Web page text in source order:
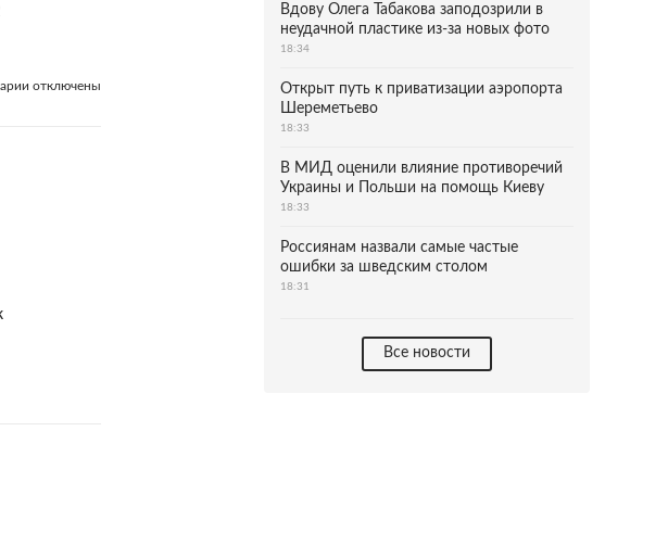
отключены
Вдову Олега Табакова заподозрили в
неудачной пластике из-за новых фото
18:34
Открыт путь к приватизации аэропорта
Шереметьево
18:33
В МИД оценили влияние противоречий
Украины и Польши на помощь Киеву
18:33
Россиянам назвали самые частые
ошибки за шведским столом
18:31
Все новости